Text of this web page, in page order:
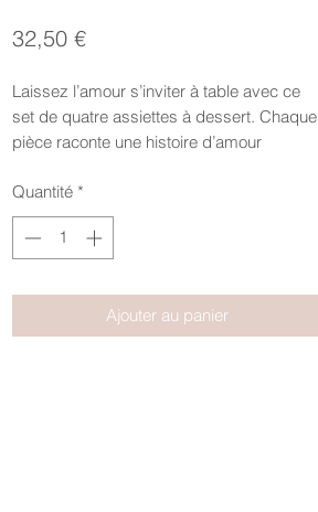
32,50 €Prix
Laissez l’amour s’inviter à table avec ce
set de quatre assiettes à dessert. Chaque
pièce raconte une histoire d’amour
beauté des moments partagés.
Parce que l’amour se vit sans limite, à
Quantité *
Ajouter au panier